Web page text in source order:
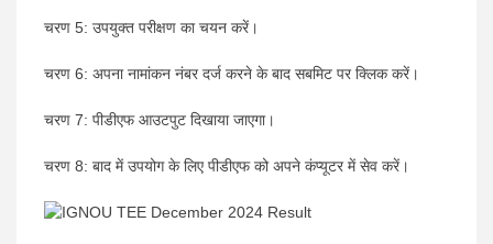
चरण 5: उपयुक्त परीक्षण का चयन करें।
चरण 6: अपना नामांकन नंबर दर्ज करने के बाद सबमिट पर क्लिक करें।
चरण 7: पीडीएफ आउटपुट दिखाया जाएगा।
चरण 8: बाद में उपयोग के लिए पीडीएफ को अपने कंप्यूटर में सेव करें।